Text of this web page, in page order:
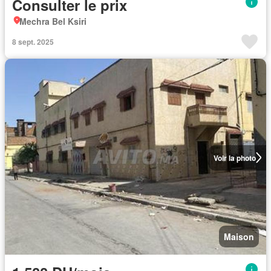
Consulter le prix
Mechra Bel Ksiri
8 sept. 2025
Voir la photo
Maison